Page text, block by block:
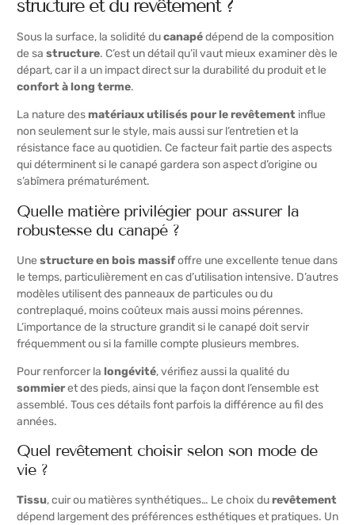
structure et du revêtement ?
Sous la surface, la solidité ducanapédépend de la composition
de sa structure. C’est un détail qu’il vaut mieux examiner dès le
départ, car il a un impact direct sur la durabilité du produit et le
confort à long terme.
La nature desmatériaux utilisés pour le revêtement influe
non seulement sur le style, mais aussi sur l’entretien et la
résistance face au quotidien. Ce facteur fait partie des aspects
qui déterminent si le canapé gardera son aspect d’origine ou
s’abîmera prématurément.
Quelle matière privilégier pour assurer la
robustesse du canapé ?
Une structure en bois massifoffre une excellente tenue dans
le temps, particulièrement en cas d’utilisation intensive. D’autres
modèles utilisent des panneaux de particules ou du
contreplaqué, moins coûteux mais aussi moins pérennes.
L’importance de la structure grandit si le canapé doit servir
fréquemment ou si la famille compte plusieurs membres.
Pour renforcer la longévité, vérifiez aussi la qualité du
sommieret des pieds, ainsi que la façon dont l’ensemble est
assemblé. Tous ces détails font parfois la différence au fil des
années.
Quel revêtement choisir selon son mode de
vie ?
Tissu, cuir ou matières synthétiques… Le choix durevêtement
dépend largement des préférences esthétiques et pratiques. Un